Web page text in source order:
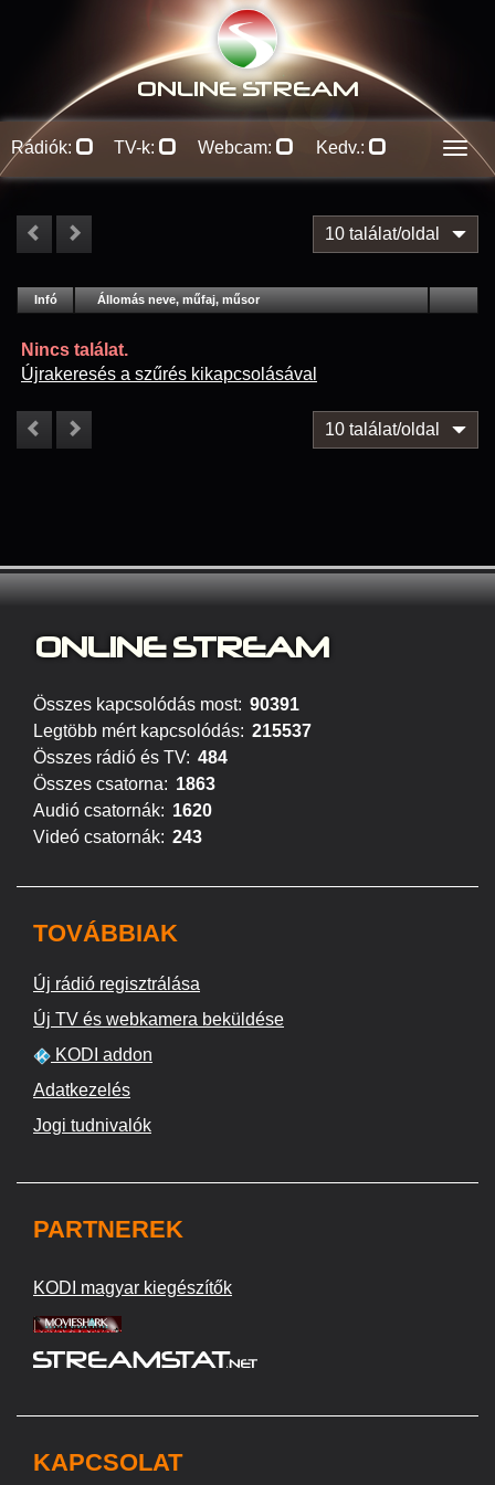
ONLINE STREAM
Rádiók: TV-k: Webcam: Kedv.:
10 találat/oldal
Infó Lejátszás
Állomás neve, műfaj, műsor
Nincs találat.
Újrakeresés a szűrés kikapcsolásával
10 találat/oldal
ONLINE STREAM
Összes kapcsolódás most: 90391
Legtöbb mért kapcsolódás: 215537
Összes rádió és TV: 484
Összes csatorna: 1863
Audió csatornák: 1620
Videó csatornák: 243
TOVÁBBIAK
Új rádió regisztrálása
Új TV és webkamera beküldése
KODI addon
Adatkezelés
Jogi tudnivalók
PARTNEREK
KODI magyar kiegészítők
KAPCSOLAT